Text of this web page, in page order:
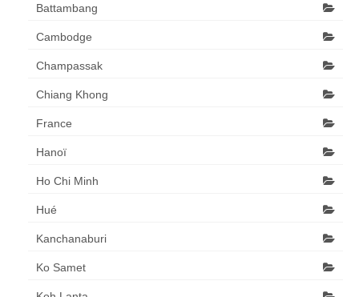
Battambang
Cambodge
Champassak
Chiang Khong
France
Hanoï
Ho Chi Minh
Hué
Kanchanaburi
Ko Samet